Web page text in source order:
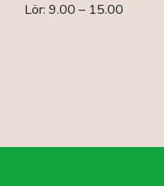
Lör: 9.00 – 15.00